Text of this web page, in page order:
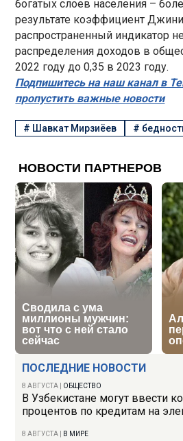
ПОСЛЕДНИЕ НОВОСТИ
8 АВГУСТА ОБЩЕСТВО
В Узбекистане могут ввести
процентов по кредитам на
8 АВГУСТА В МИРЕ
богатых слоев населения –
результате коэффициент
распространенный индикатор
распределения доходов в
2022 году до 0,35 в 2023 году.
Подпишитесь на наш канал в
пропустить важные новости
# Шавкат Мирзиёев #